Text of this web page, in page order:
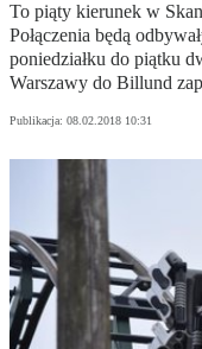
To piąty kierunek w
Połączenia będą
poniedziałku do piątku
Warszawy do Billund
Publikacja: 08.02.2018 10:31